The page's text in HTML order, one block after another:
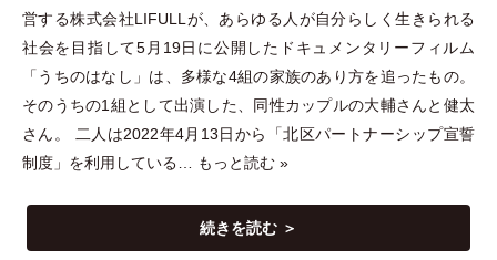
営する株式会社LIFULLが、あらゆる人が自分らしく生きられる
社会を目指して5月19日に公開したドキュメンタリーフィルム
「 うちのはなし 」 は、多様な4組の家族のあり方を追ったもの。
そのうちの1組として出演した、同性カップルの大輔さんと健太
さん。 二人は2022年4月13日から
「北区パートナーシップ宣誓
制度 」 を利用している… もっと読む »
続きを読む ＞